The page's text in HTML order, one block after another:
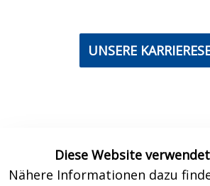
UNSERE
Diese Website
Nähere Informationen dazu